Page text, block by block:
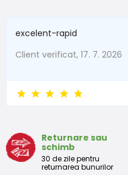
12,5 cm
excelent-rapid
Client verificat, 17. 7. 2026
Returnare sau
schimb
30 de zile pentru
returnarea bunurilor